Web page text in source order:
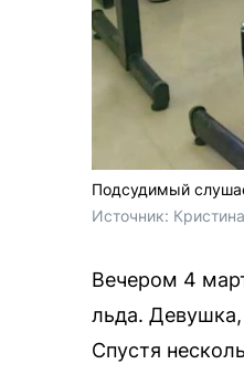
Подсудимый
Источник:
Вечером 4
льда.
Спустя